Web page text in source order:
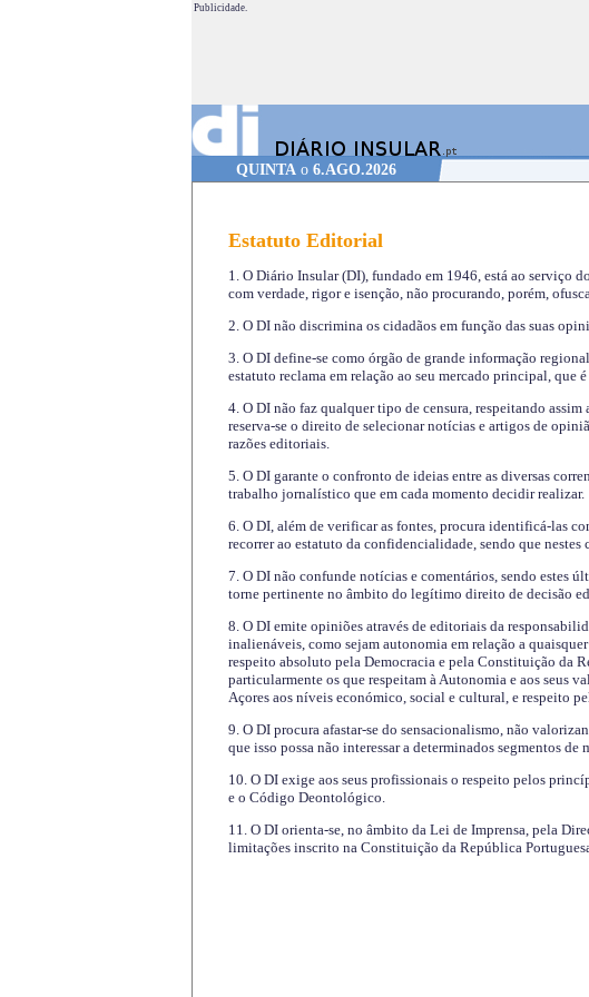
Publicidade.
QUINTA o 6.AGO.2026
Estatuto Editorial
1. O Diário Insular (DI), fundado em 1946, está ao serviço
com verdade, rigor e isenção, não procurando, porém,
2. O DI não discrimina os cidadãos em função das suas
3. O DI define-se como órgão de grande informação
estatuto reclama em relação ao seu mercado principal, que
4. O DI não faz qualquer tipo de censura, respeitando
reserva-se o direito de selecionar notícias e artigos de
razões editoriais.
5. O DI garante o confronto de ideias entre as diversas
trabalho jornalístico que em cada momento decidir realizar.
6. O DI, além de verificar as fontes, procura identificá-las
recorrer ao estatuto da confidencialidade, sendo que
7. O DI não confunde notícias e comentários, sendo estes
torne pertinente no âmbito do legítimo direito de decisão
8. O DI emite opiniões através de editoriais da
inalienáveis, como sejam autonomia em relação a
respeito absoluto pela Democracia e pela Constituição da
particularmente os que respeitam à Autonomia e aos seus
Açores aos níveis económico, social e cultural, e respeito
9. O DI procura afastar-se do sensacionalismo, não
que isso possa não interessar a determinados segmentos
10. O DI exige aos seus profissionais o respeito pelos
e o Código Deontológico.
11. O DI orienta-se, no âmbito da Lei de Imprensa, pela
limitações inscrito na Constituição da República